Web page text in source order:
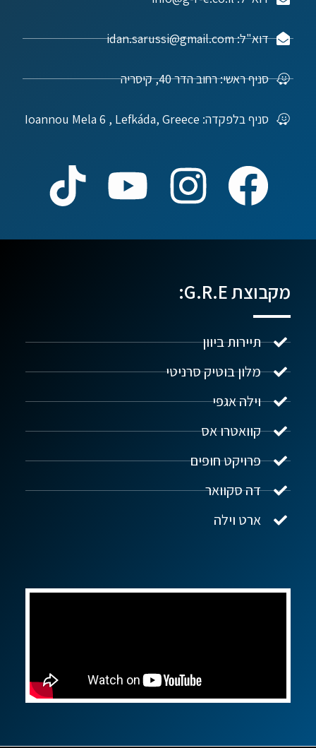
דוא"ל: idan.sarussi@gmail.com
סניף ראשי: רחוב הדר 40, קיסריה
סניף בלפקדה: Ioannou Mela 6 , Lefkáda, Greece
מקבוצת G.R.E:
תיירות ביוון
מלון בוטיק סרניטי
וילה אגפי
קוואטרו אס
פרויקט חופים
דה סקוואר
ארט וילה
נדל"ן ביוון G.R.E
שלום! איך אפשר לעזור?